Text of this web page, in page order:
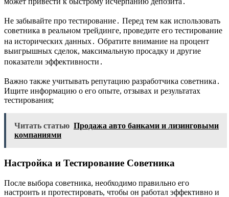
Не забывайте про тестирование․ Перед тем как использовать
советника в реальном трейдинге, проведите его тестирование
на исторических данных․ Обратите внимание на процент
выигрышных сделок, максимальную просадку и другие
показатели эффективности․
Важно также учитывать репутацию разработчика советника․
Ищите информацию о его опыте, отзывах и результатах
тестирования;
Читать статью Продажа авто банками и лизинговыми
компаниями
Настройка и Тестирование Советника
После выбора советника, необходимо правильно его
настроить и протестировать, чтобы он работал эффективно и